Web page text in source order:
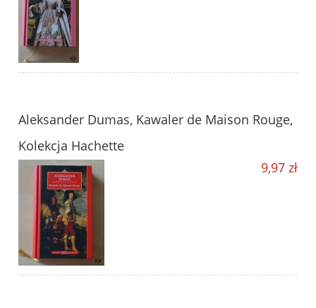
Aleksander Dumas, Kawaler de Maison Rouge,
Kolekcja Hachette
9,97 zł